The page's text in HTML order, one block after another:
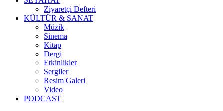
Ziyaretçi Defteri
KÜLTÜR & SANAT
Müzik
Sinema
Kitap
Dergi
Etkinlikler
Sergiler
Resim Galeri
Video
PODCAST